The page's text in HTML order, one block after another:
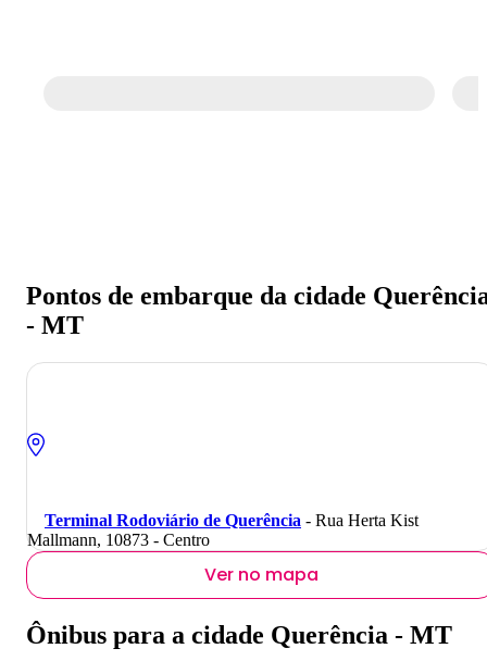
Pontos de embarque da cidade
- MT
Terminal Rodoviário de Querência - Rua Herta Kist
Mallmann, 10873 - Centro
Ver no mapa
Ônibus para a cidade Querência - MT